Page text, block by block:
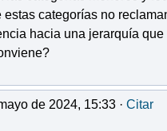
categorías no
hacia una jerarquía
de 2024, 15:33 · Citar